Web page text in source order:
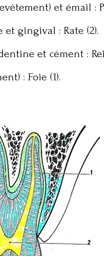
et émail :
gingival : Rate (2).
et cément :
: Foie (1).